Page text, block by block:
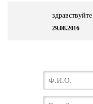
29.08.2016